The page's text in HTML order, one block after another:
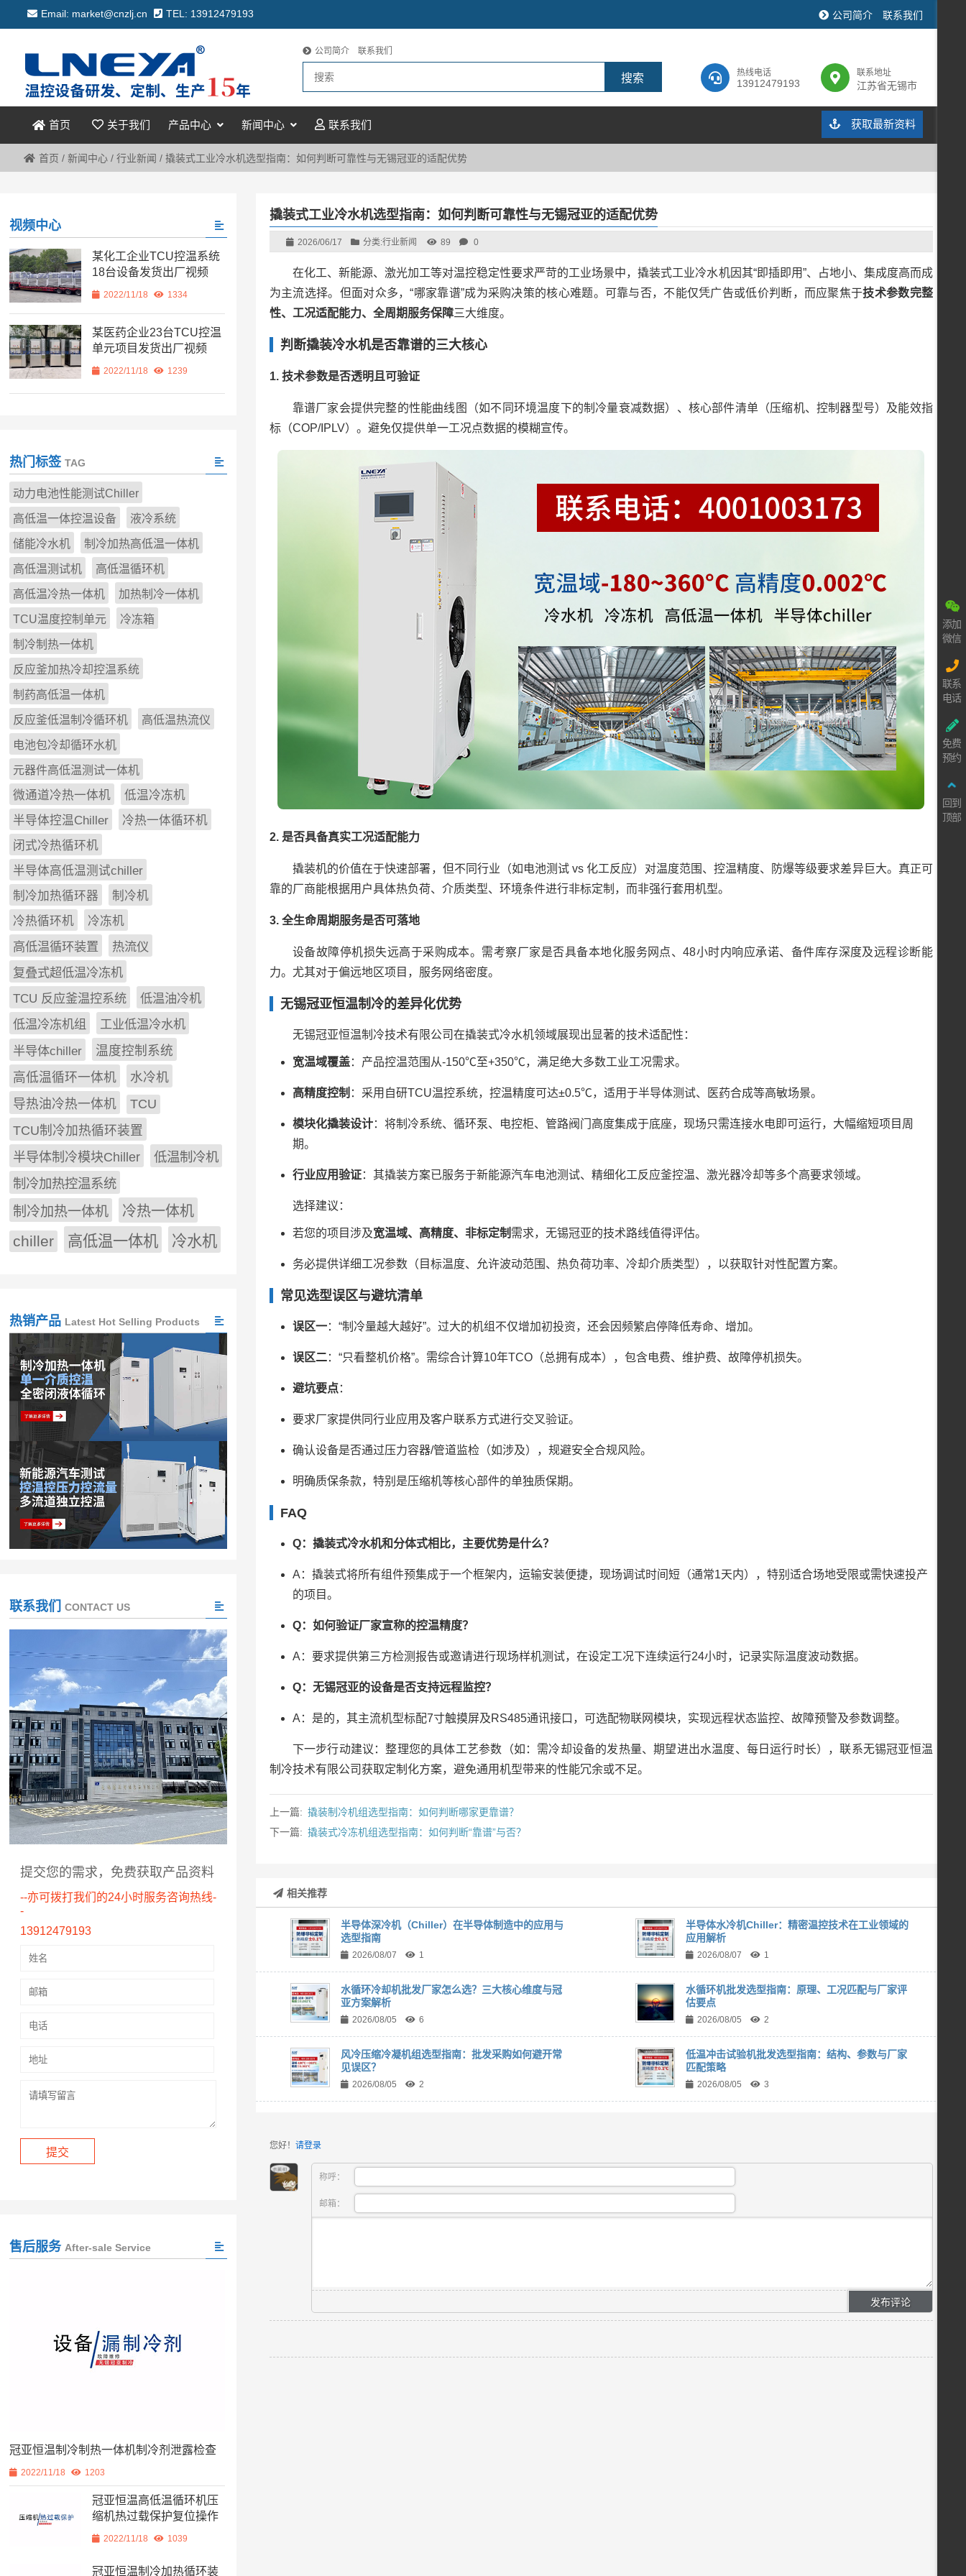
Email: market@cnzlj.cn TEL: 13912479193 公司简介 联系我们
热线电话
13912479193
联系地址
江苏省无锡市
公司简介 联系我们
首页 关于我们 产品中心 新闻中心 联系我们 获取最新资料
首页 / 新闻中心/ 行业新闻 / 撬装式工业冷水机选型指南：如何判断可靠性与无锡冠亚的适配优势
撬装式工业冷水机选型指南：如何判断可靠性与无锡冠亚的适配优势
2026/06/17 分类:行业新闻 89 0
在化工、新能源、激光加工等对温控稳定性要求严苛的工业场景中，撬装式工业冷水机因其“即插即用”、占地小、集成度高而成
为主流选择。但面对众多，“哪家靠谱”成为采购决策的核心难题。可靠与否，不能仅凭广告或低价判断，而应聚焦于技术参数完整
性、工况适配能力、全周期服务保障三大维度。
判断撬装冷水机是否靠谱的三大核心
1. 技术参数是否透明且可验证
靠谱厂家会提供完整的性能曲线图（如不同环境温度下的制冷量衰减数据）、核心部件清单（压缩机、控制器型号）及能效指
标（COP/IPLV）。避免仅提供单一工况点数据的模糊宣传。
2. 是否具备真实工况适配能力
撬装机的价值在于快速部署，但不同行业（如电池测试 vs 化工反应）对温度范围、控温精度、防爆等级要求差异巨大。真正可
靠的厂商能根据用户具体热负荷、介质类型、环境条件进行非标定制，而非强行套用机型。
3. 全生命周期服务是否可落地
设备故障停机损失远高于采购成本。需考察厂家是否具备本地化服务网点、48小时内响应承诺、备件库存深度及远程诊断能
力。尤其对于偏远地区项目，服务网络密度。
无锡冠亚恒温制冷的差异化优势
无锡冠亚恒温制冷技术有限公司在撬装式冷水机领域展现出显著的技术适配性：
宽温域覆盖：产品控温范围从-150℃至+350℃，满足绝大多数工业工况需求。
高精度控制 ：采用自研TCU温控系统，控温精度可达±0.5℃，适用于半导体测试、医药合成等高敏场景。
模块化撬装设计：将制冷系统、循环泵、电控柜、管路阀门高度集成于底座，现场只需连接水电即可运行，大幅缩短项目周
期。
行业应用验证：其撬装方案已服务于新能源汽车电池测试、精细化工反应釜控温、激光器冷却等多个高要求领域。
选择建议：
若您的项目涉及宽温域、高精度、非标定制 需求，无锡冠亚的技术路线值得评估。
务必提供详细工况参数（目标温度、允许波动范围、热负荷功率、冷却介质类型），以获取针对性配置方案。
常见选型误区与避坑清单
误区一：“制冷量越大越好”。过大的机组不仅增加初投资，还会因频繁启停降低寿命、增加。
误区二：“只看整机价格”。需综合计算10年TCO（总拥有成本），包含电费、维护费、故障停机损失。
避坑要点：
要求厂家提供同行业应用及客户联系方式进行交叉验证。
确认设备是否通过压力容器/管道监检（如涉及），规避安全合规风险。
明确质保条款，特别是压缩机等核心部件的单独质保期。
FAQ
Q：撬装式冷水机和分体式相比，主要优势是什么？
A：撬装式将所有组件预集成于一个框架内，运输安装便捷，现场调试时间短（通常1天内），特别适合场地受限或需快速投产
的项目。
Q：如何验证厂家宣称的控温精度？
A：要求提供第三方检测报告或邀请进行现场样机测试，在设定工况下连续运行24小时，记录实际温度波动数据。
Q：无锡冠亚的设备是否支持远程监控？
A：是的，其主流机型标配7寸触摸屏及RS485通讯接口，可选配物联网模块，实现远程状态监控、故障预警及参数调整。
下一步行动建议：整理您的具体工艺参数（如：需冷却设备的发热量、期望进出水温度、每日运行时长），联系无锡冠亚恒温
制冷技术有限公司获取定制化方案，避免通用机型带来的性能冗余或不足。
上一篇: 撬装制冷机组选型指南：如何判断哪家更靠谱？
下一篇: 撬装式冷冻机组选型指南：如何判断“靠谱”与否？
相关推荐
‌半导体深冷机（Chiller）在半导体制造中的应用与
选型指南
2026/08/07 1
半导体水冷机Chiller：精密温控技术在工业领域的
应用解析
2026/08/07 1
水循环冷却机批发厂家怎么选？三大核心维度与冠
亚方案解析
2026/08/05 6
水循环机批发选型指南：原理、工况匹配与厂家评
估要点
2026/08/05 2
风冷压缩冷凝机组选型指南：批发采购如何避开常
见误区？
2026/08/05 2
低温冲击试验机批发选型指南：结构、参数与厂家
匹配策略
2026/08/05 3
您好！ 请登录
称呼：
邮箱：
视频中心
某化工企业TCU控温系统
18台设备发货出厂视频
2022/11/18 1334
某医药企业23台TCU控温
单元项目发货出厂视频
2022/11/18 1239
热门标签 TAG
动力电池性能测试Chiller
高低温一体控温设备 液冷系统
储能冷水机 制冷加热高低温一体机
高低温测试机 高低温循环机
高低温冷热一体机 加热制冷一体机
TCU温度控制单元 冷冻箱
制冷制热一体机
反应釜加热冷却控温系统
制药高低温一体机
反应釜低温制冷循环机 高低温热流仪
电池包冷却循环水机
元器件高低温测试一体机
微通道冷热一体机
低温冷冻机
半导体控温Chiller
冷热一体循环机
闭式冷热循环机
半导体高低温测试chiller
制冷加热循环器
制冷机
冷热循环机
冷冻机
高低温循环装置
热流仪
复叠式超低温冷冻机
TCU 反应釜温控系统
低温油冷机
低温冷冻机组
工业低温冷水机
半导体chiller
温度控制系统
高低温循环一体机
水冷机
导热油冷热一体机
TCU
TCU制冷加热循环装置
半导体制冷模块Chiller
低温制冷机
制冷加热控温系统
制冷加热一体机
冷热一体机
chiller 高低温一体机 冷水机
热销产品 Latest Hot Selling Products
联系我们 CONTACT US
提交您的需求，免费获取产品资料
--亦可拨打我们的24小时服务咨询热线-
-
13912479193
售后服务 After-sale Service
冠亚恒温制冷制热一体机制冷剂泄露检查
2022/11/18 1203
冠亚恒温高低温循环机压
缩机热过载保护复位操作
2022/11/18 1039
冠亚恒温制冷加热循环装
添加
微信
联系
电话
免费
预约
回到
顶部